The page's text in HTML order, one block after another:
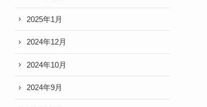
2025年1月
2024年12月
2024年10月
2024年9月